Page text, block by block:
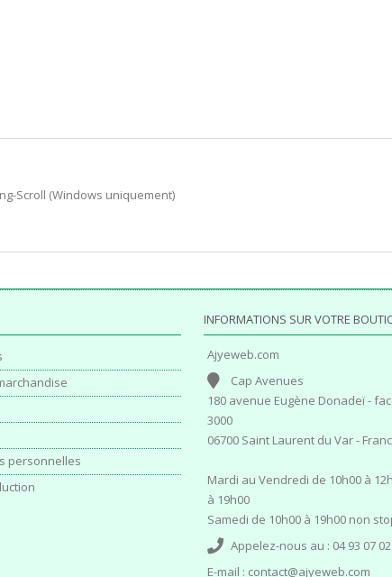
Scroll (Windows uniquement)
personnelles
INFORMATIONS SUR VOTRE
Ajyeweb.com
Cap Avenues
180 avenue Eugène Donadeï -
3000
06700 Saint Laurent du Var -
Mardi au Vendredi de 10h00 à
à 19h00
Samedi de 10h00 à 19h00 non
Appelez-nous au : 04 93 07
E-mail : contact@ajyeweb.com